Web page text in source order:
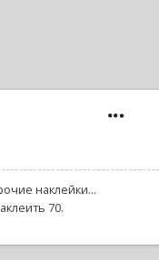
наклейки...
70.